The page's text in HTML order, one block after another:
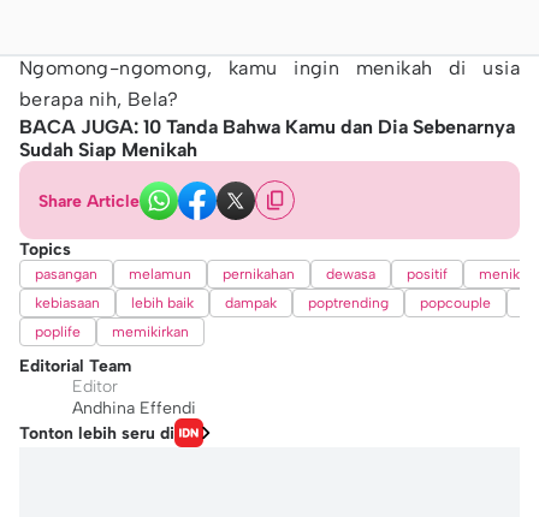
Ngomong-ngomong, kamu ingin menikah di usia
berapa nih, Bela?
BACA JUGA: 10 Tanda Bahwa Kamu dan Dia Sebenarnya
Sudah Siap Menikah
Share Article
Topics
pasangan melamun pernikahan dewasa positif
menikah
kebiasaan
lebih baik dampak poptrending popcouple
poplife
memikirkan
Editorial Team
Editor
Andhina Effendi
Tonton lebih seru di